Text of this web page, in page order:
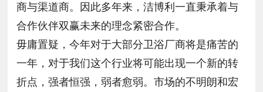
商与渠道商。因此多年来，洁博利一直秉承着与
合作伙伴双赢未来的理念紧密合作。
毋庸置疑，今年对于大部分卫浴厂商将是痛苦的
一年，对于我们这个行业将可能出现一个新的转
折点，强者恒强，弱者愈弱。市场的不明朗和宏